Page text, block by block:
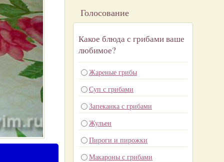
Голосование
Какое блюда с грибами ваше
любимое?
Жареные грибы
Суп с грибами
Запеканка с грибами
Жульен
Пироги и пирожки
Макароны с грибами